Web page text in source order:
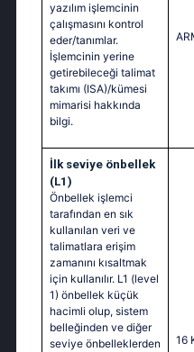
yazılım işlemcinin
çalışmasını kontrol
eder/tanımlar.
İşlemcinin yerine
getirebileceği talimat
takımı (ISA)/kümesi
mimarisi hakkında
bilgi.
İlk seviye önbellek
(L1)
Önbellek işlemci
tarafından en sık
kullanılan veri ve
talimatlara erişim
zamanını kısaltmak
için kullanılır. L1 (level
1) önbellek küçük
hacimli olup, sistem
belleğinden ve diğer
seviye önbelleklerden
16